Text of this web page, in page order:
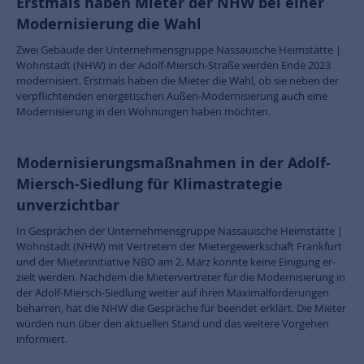
Modernisierung die Wahl
Zwei Gebäude der Unternehmensgruppe Nassauische Heimstätte |
Wohnstadt (NHW) in der Adolf-Miersch-Straße werden Ende 2023
modernisiert. Erstmals haben die Mieter die Wahl, ob sie neben der
verpflichtenden energetischen Außen-Modernisierung auch eine
Modernisierung in den Wohnungen haben möchten.
Modernisierungsmaßnahmen in der Adolf-
Miersch-Siedlung für Klimastrategie
unverzichtbar
In Gesprächen der Unternehmensgruppe Nassauische Heimstätte |
Wohnstadt (NHW) mit Vertretern der Mietergewerkschaft Frankfurt
und der Mieterinitiative NBO am 2. März konnte keine Einigung er-
zielt werden. Nachdem die Mietervertreter für die Modernisierung in
der Adolf-Miersch-Siedlung weiter auf ihren Maximalforderungen
beharren, hat die NHW die Gespräche für beendet erklärt. Die Mieter
würden nun über den aktuellen Stand und das weitere Vorgehen
informiert.